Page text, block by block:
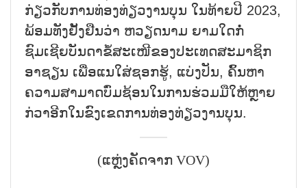
ກ່ຽວກັບການທ່ອງທ່ຽວງານບຸນ ໃນທ້າຍປີ 2023,
ພ້ອມທັງຢັ້ງຢືນວ່າ ຫວຽດນາມ ຍາມໃດກໍ່
ຊົມເຊີຍບັນດາຂໍ້ສະເໜີຂອງປະເທດສະມາຊິກ
ອາຊຽນ ເພື່ອແນໃສ່ຊອກຮູ້, ແບ່ງປັນ, ຄົ້ນຫາ
ຄວາມສາມາດບົ່ມຊ້ອນໃນການຮ່ວມມືໃຫ້ຫຼາຍ
ກ່ວາອີກໃນຂົງເຂດການທ່ອງທ່ຽວງານບຸນ.
(ແຫຼ່ງຄັດຈາກ VOV)